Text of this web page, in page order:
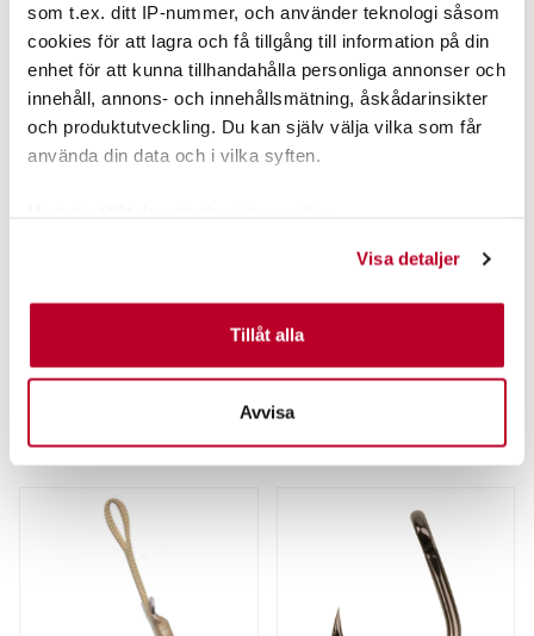
som t.ex. ditt IP-nummer, och använder teknologi såsom
cookies för att lagra och få tillgång till information på din
enhet för att kunna tillhandahålla personliga annonser och
innehåll, annons- och innehållsmätning, åskådarinsikter
och produktutveckling. Du kan själv välja vilka som får
använda din data och i vilka syften.
Identifiera din enhet genom att aktivt skanna den för
specifika kännetecken (fingeravtryck)
Ta reda på mer om hur dina personliga uppgifter
Du kan ändra eller dra tillbaka ditt samtycke när som
helst från cookie-förklaringen.
Vi använder enhetsidentifierare för att anpassa innehållet
och annonserna till användarna, tillhandahålla funktioner
för sociala medier och analysera vår trafik. Vi
vidarebefordrar även sådana identifierare och annan
information från din enhet till de sociala medier och
Visa detaljer
Tillåt alla
Avvisa
LÄS MER
MUSTAD S10829 NP-BN 3ST/FP
Rek. 79,00 kr
LÄGG I VARUKORG